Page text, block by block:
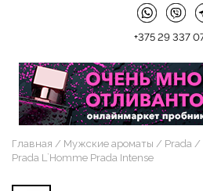
+375 29 337
Главная Мужские ароматы
Prada
Prada L`Homme Prada Intense